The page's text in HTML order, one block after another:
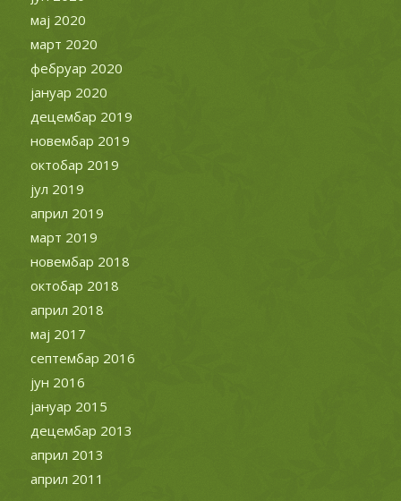
мај 2020
март 2020
фебруар 2020
јануар 2020
децембар 2019
новембар 2019
октобар 2019
јул 2019
април 2019
март 2019
новембар 2018
октобар 2018
април 2018
мај 2017
септембар 2016
јун 2016
јануар 2015
децембар 2013
април 2013
април 2011